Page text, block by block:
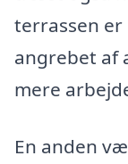
terrassen
angrebet af
mere
En anden